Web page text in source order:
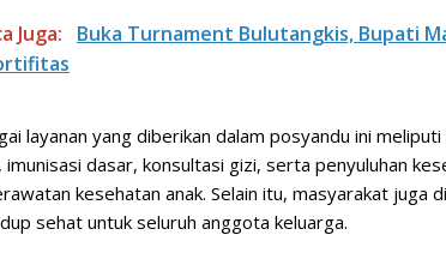
Juga:
Buka Turnament Bulutangkis, Bupati
layanan yang diberikan dalam posyandu ini
imunisasi dasar, konsultasi gizi, serta penyuluhan
kesehatan anak. Selain itu, masyarakat juga
sehat untuk seluruh anggota keluarga.